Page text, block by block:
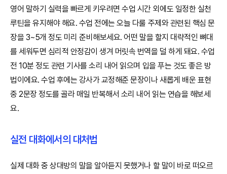
영어 말하기 실력을 빠르게 키우려면 수업 시간 외에도 일정한 실천
루틴을 유지해야 해요. 수업 전에는 오늘 다룰 주제와 관련된 핵심 문
장을 3~5개 정도 미리 준비해보세요. 어떤 말을 할지 대략적인 뼈대
를 세워두면 심리적 안정감이 생겨 머릿속 번역을 덜 하게 돼요. 수업
전 10분 정도 관련 기사를 소리 내어 읽으며 입을 푸는 것도 좋은 방
법이에요. 수업 후에는 강사가 교정해준 문장이나 새롭게 배운 표현
중 2문장 정도를 골라 매일 반복해서 소리 내어 읽는 연습을 해보세
요.
실전 대화에서의 대처법
실제 대화 중 상대방의 말을 알아듣지 못했거나 할 말이 바로 떠오르